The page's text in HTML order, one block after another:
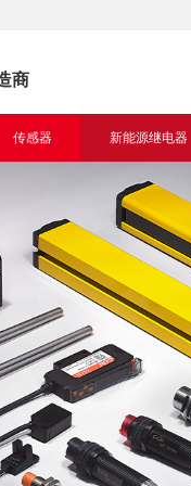
商
传感器
开关
器
偶
阻
新能源继电器
新能源交流继
新能源直流